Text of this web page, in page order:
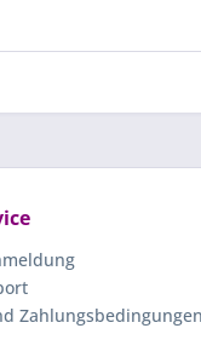
Zahlungsbedingungen